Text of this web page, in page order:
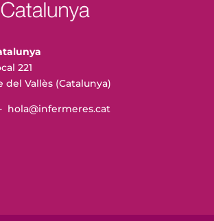
221
del Vallès (Catalunya)
hola@infermeres.cat